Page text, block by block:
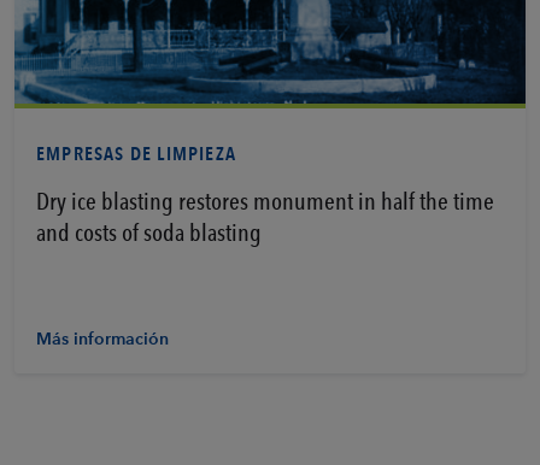
EMPRESAS DE LIMPIEZA
Dry ice blasting restores monument in half the time
and costs of soda blasting
Más información